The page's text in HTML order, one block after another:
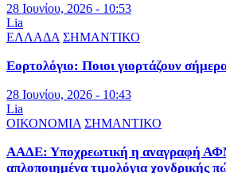
28 Ιουνίου, 2026 - 10:53
Lia
ΕΛΛΑΔΑ ΣΗΜΑΝΤΙΚΟ
Εορτολόγιο: Ποιοι γιορτάζουν
28 Ιουνίου, 2026 - 10:43
Lia
ΟΙΚΟΝΟΜΙΑ ΣΗΜΑΝΤΙΚΟ
ΑΑΔΕ: Υποχρεωτική η αναγραφή
απλοποιημένα τιμολόγια χονδρικής